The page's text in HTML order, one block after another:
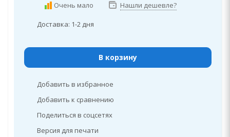
Очень мало Нашли дешевле?
Доставка: 1-2 дня
В корзину
Добавить в избранное
Добавить к сравнению
Поделиться в соцсетях
Версия для печати